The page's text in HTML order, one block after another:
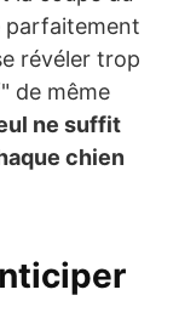
parfaitement
révéler trop
de même
ne suffit
chien